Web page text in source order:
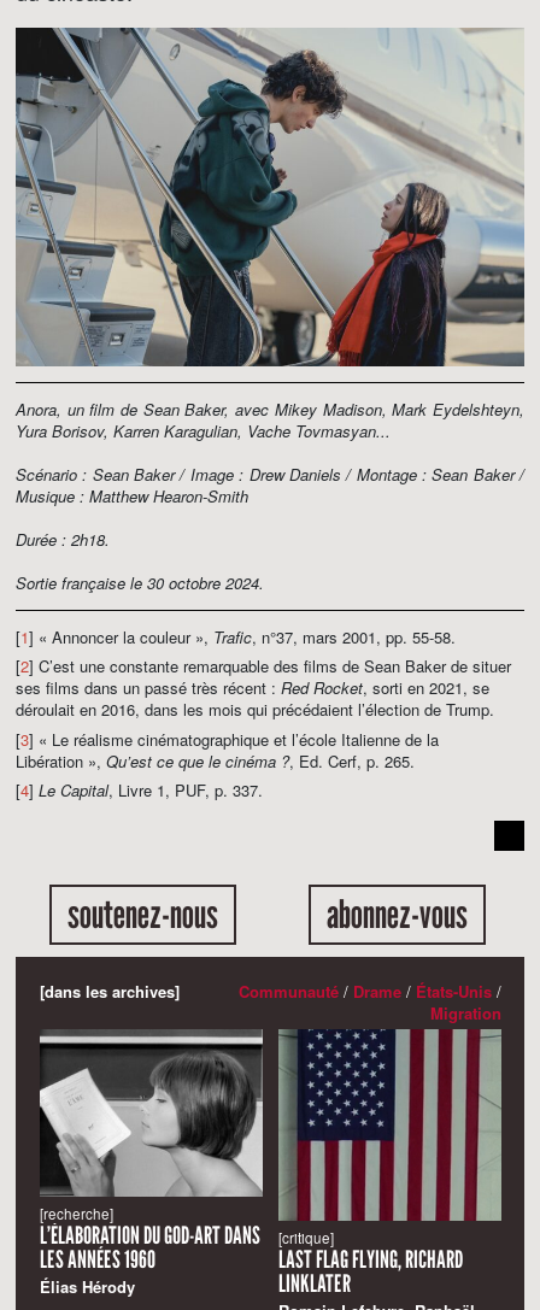
Anora, un film de Sean Baker, avec Mikey Madison, Mark Eydelshteyn,
Yura Borisov, Karren Karagulian, Vache Tovmasyan...
Scénario : Sean Baker / Image : Drew Daniels / Montage : Sean Baker /
Musique : Matthew Hearon-Smith
Durée : 2h18.
Sortie française le 30 octobre 2024.
[1] « Annoncer la couleur », Trafic, n°37, mars 2001, pp. 55-58.
[2] C’est une constante remarquable des films de Sean Baker de situer
ses films dans un passé très récent : Red Rocket, sorti en 2021, se
déroulait en 2016, dans les mois qui précédaient l’élection de Trump.
[3] « Le réalisme cinématographique et l’école Italienne de la
Libération », Qu’est ce que le cinéma ?, Ed. Cerf, p. 265.
[4] Le Capital, Livre 1, PUF, p. 337.
soutenez-nous abonnez-vous
[dans les archives] Communauté/ Drame/ États-Unis/
Migration
[recherche]
L’ÉLABORATION DU GOD-ART DANS
LES ANNÉES 1960
Élias Hérody
[critique]
LAST FLAG FLYING, RICHARD
LINKLATER